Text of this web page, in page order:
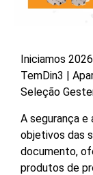
Iniciamos
TemDin3 |
Seleção
A segurança e
objetivos das
documento,
produtos de